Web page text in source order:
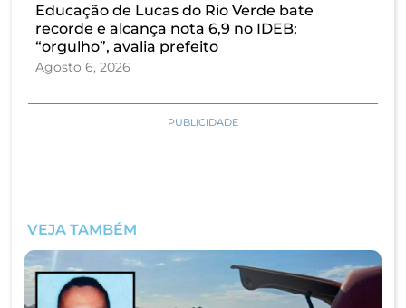
Educação de Lucas do Rio Verde bate
recorde e alcança nota 6,9 no IDEB;
“orgulho”, avalia prefeito
Agosto 6, 2026
PUBLICIDADE
VEJA TAMBÉM